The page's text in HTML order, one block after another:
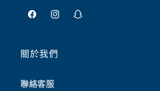
FacebookInstagramSnapchat
關於我們
聯絡客服